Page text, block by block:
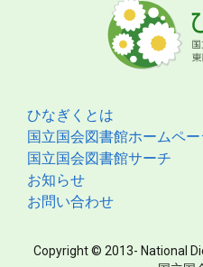
ひなぎくとは
国立国会図書館ホームペー
国立国会図書館サーチ
お知らせ
お問い合わせ
Copyright © 2013- National